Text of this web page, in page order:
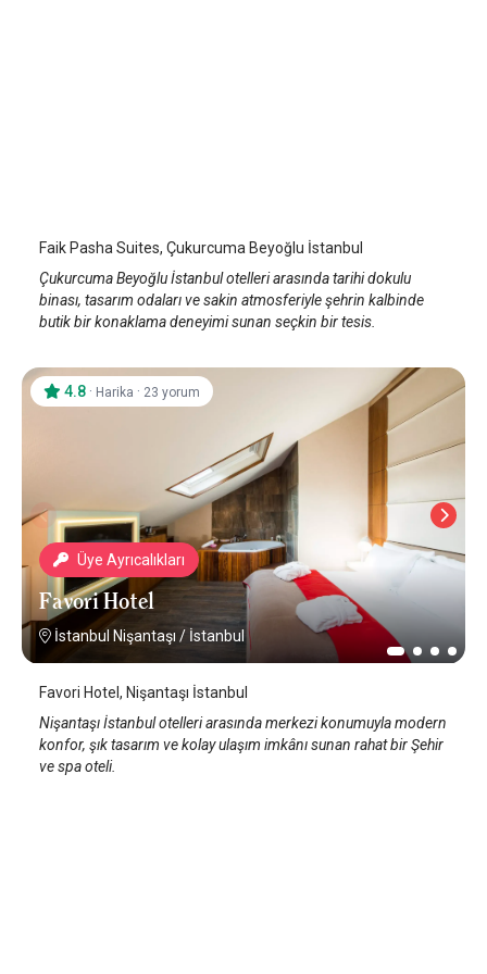
Faik Pasha Suites, Çukurcuma Beyoğlu İstanbul
Çukurcuma Beyoğlu İstanbul otelleri arasında tarihi dokulu
binası, tasarım odaları ve sakin atmosferiyle şehrin kalbinde
butik bir konaklama deneyimi sunan seçkin bir tesis.
Üye Ayrıcalıkları
Favori Hotel
İstanbul Nişantaşı / İstanbul
4.8 · Harika · 23 yorum
Favori Hotel, Nişantaşı İstanbul
Nişantaşı İstanbul otelleri arasında merkezi konumuyla modern
konfor, şık tasarım ve kolay ulaşım imkânı sunan rahat bir Şehir
ve spa oteli.